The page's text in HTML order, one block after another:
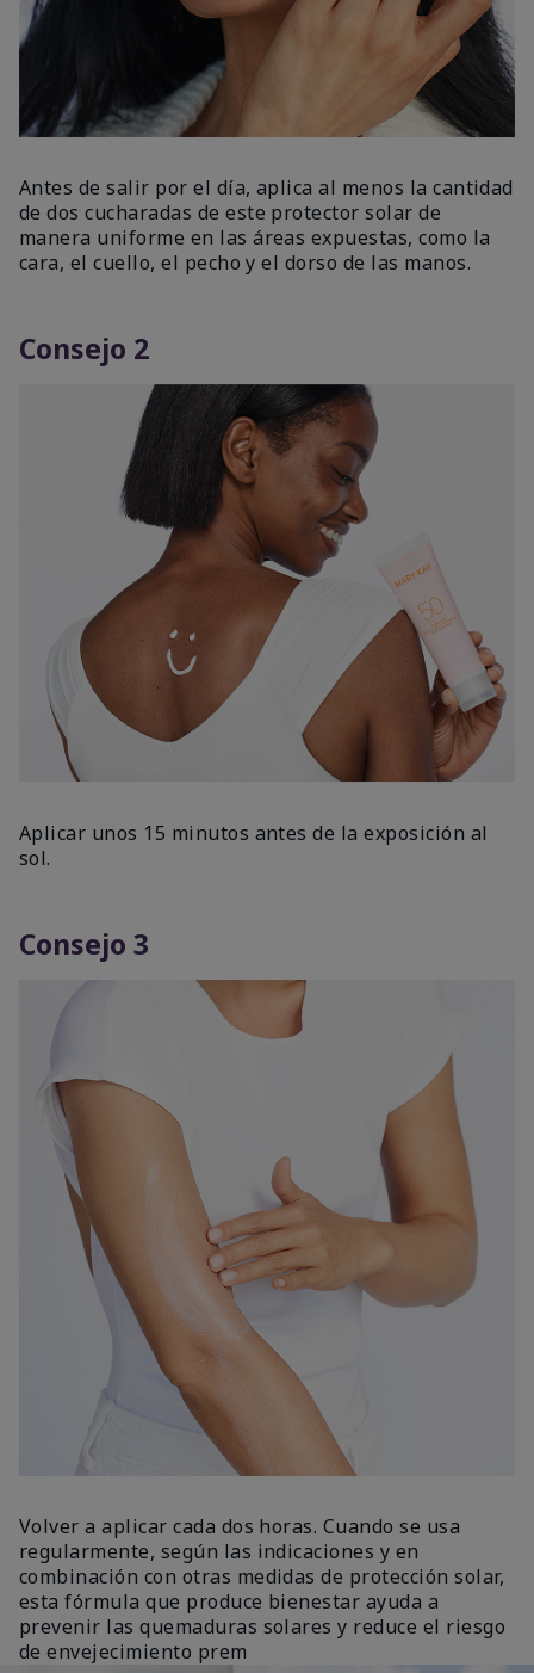
Antes de salir por el día, aplica al menos la cantidad
de dos cucharadas de este protector solar de
manera uniforme en las áreas expuestas, como la
cara, el cuello, el pecho y el dorso de las manos.
Consejo 2
Aplicar unos 15 minutos antes de la exposición al
sol.
Consejo 3
Volver a aplicar cada dos horas. Cuando se usa
regularmente, según las indicaciones y en
combinación con otras medidas de protección solar,
esta fórmula que produce bienestar ayuda a
prevenir las quemaduras solares y reduce el riesgo
de envejecimiento prem